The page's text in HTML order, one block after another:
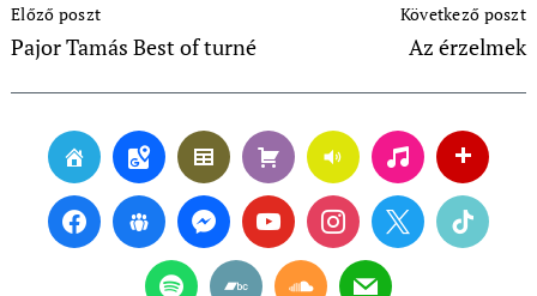
Navigation
Előző poszt
Pajor Tamás Best of turné
Következő poszt
Az érzelmek